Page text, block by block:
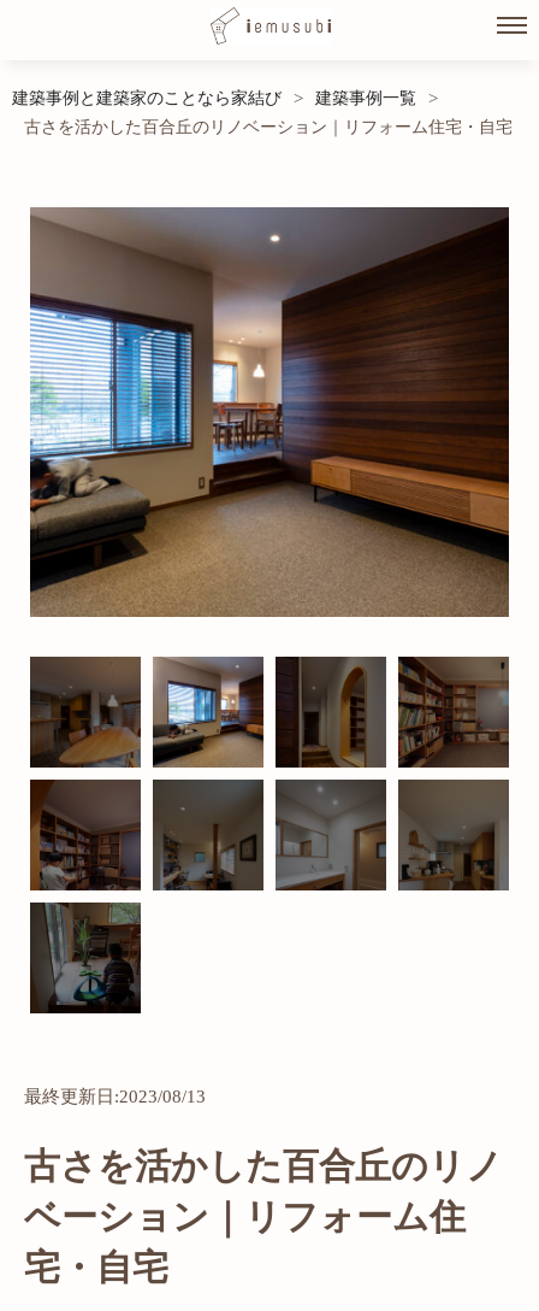
to
content
建築事例と建築家のことなら家結び > 建築事例一覧
>
古さを活かした百合丘のリノベーション｜リフォーム住宅・自宅
最終更新日:2023/08/13
古さを活かした百合丘のリノ
ベーション｜リフォーム住
宅・自宅